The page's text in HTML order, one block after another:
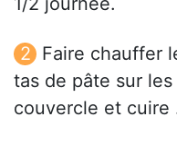
Faire chauffer
tas de pâte sur
couvercle et cuire